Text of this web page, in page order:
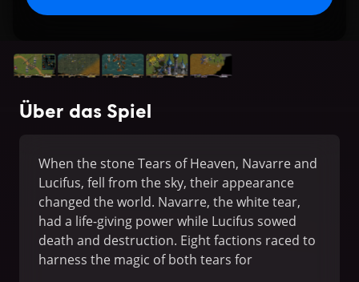
Über das Spiel
When the stone Tears of Heaven, Navarre and
Lucifus, fell from the sky, their appearance
changed the world. Navarre, the white tear,
had a life-giving power while Lucifus sowed
death and destruction. Eight factions raced to
harness the magic of both tears for